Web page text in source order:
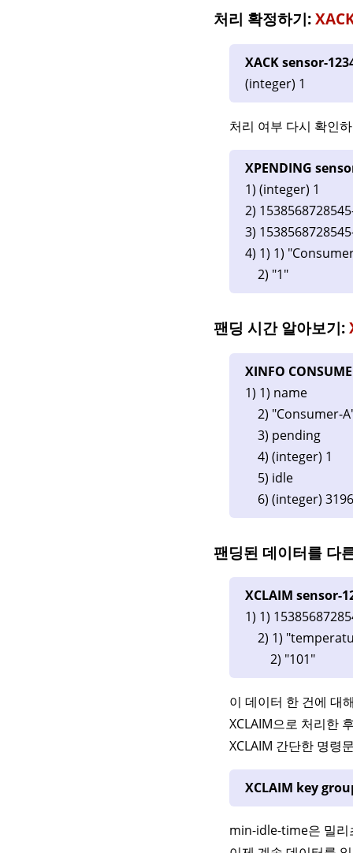
처리 확정하기:
XACK sensor-
(integer) 1
처리 여부 다시 확인
XPENDING
1) (integer) 1
2)
3)
4) 1) 1)
2) "1"
팬딩 시간 알아보기:
XINFO
1) 1) name
2) "Consumer-
3) pending
4) (integer) 1
5) idle
6) (integer)
팬딩된 데이터를 다
XCLAIM sensor-
1) 1)
2) 1)
2) "101"
이 데이터 한 건에 대
XCLAIM으로 처리한
XCLAIM 간단한 명령
XCLAIM key
min-idle-time은 밀리